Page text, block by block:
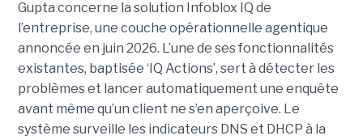
Gupta concerne la solution Infoblox IQ de
l’entreprise, une couche opérationnelle agentique
annoncée en juin 2026. L’une de ses fonctionnalités
existantes, baptisée ‘IQ Actions’, sert à détecter les
problèmes et lancer automatiquement une enquête
avant même qu’un client ne s’en aperçoive. Le
système surveille les indicateurs DNS et DHCP à la